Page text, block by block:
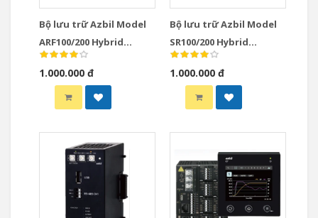
Bộ lưu trữ Azbil Model
ARF100/200 Hybrid
Recorders
1.000.000 đ
Bộ lưu trữ Azbil Model
SR100/200 Hybrid
Recorders
1.000.000 đ